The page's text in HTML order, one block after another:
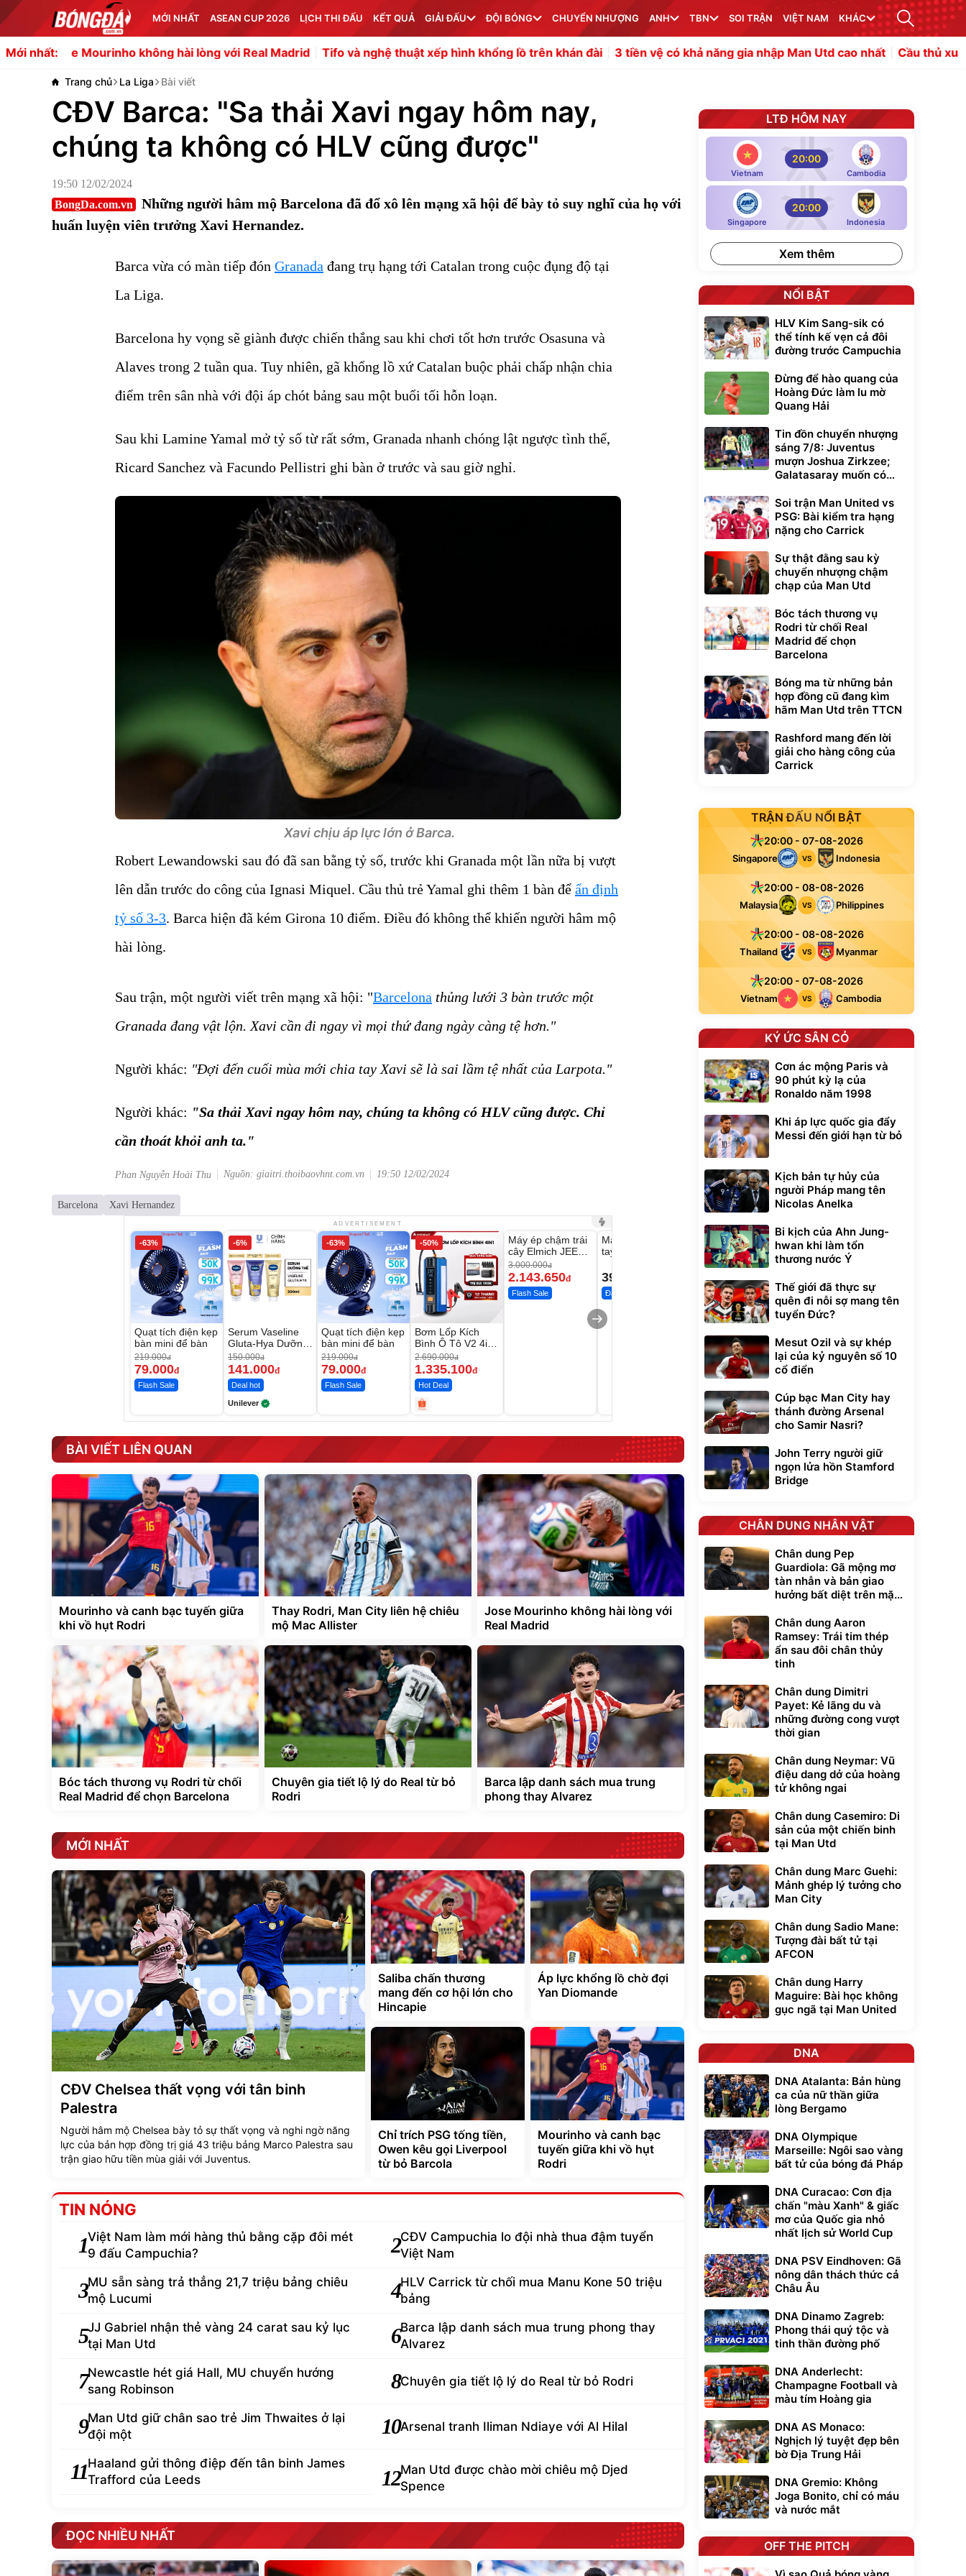
MỚI NHẤT ASEAN CUP 2026 LỊCH THI ĐẤU KẾT QUẢ GIẢI ĐẤU ĐỘI BÓNG CHUYỂN NHƯỢNG ANH TBN SOI TRẬN VIỆT NAM KHÁC
Mới nhất:
Mourinho không hài lòng với Real Madrid Tifo và nghệ thuật xếp hình khổng lồ trên khán đài 3 tiền vệ có khả năng gia nhập Man Utd cao nhất Cầu thủ xuất sắc nhất
Trang chủ La Liga Bài viết
CĐV Barca: "Sa thải Xavi ngay hôm nay,
chúng ta không có HLV cũng được"
19:50 12/02/2024
BongDa.com.vn
Những người hâm mộ Barcelona đã đổ xô lên mạng xã hội để bày tỏ suy nghĩ của họ với
huấn luyện viên trưởng Xavi Hernandez.
Barca vừa có màn tiếp đón Granada đang trụ hạng tới Catalan trong cuộc đụng độ tại
La Liga.
Barcelona hy vọng sẽ giành được chiến thắng sau khi chơi tốt hơn trước Osasuna và
Alaves trong 2 tuần qua. Tuy nhiên, gã khổng lồ xứ Catalan buộc phải chấp nhận chia
điểm trên sân nhà với đội áp chót bảng sau một buổi tối hỗn loạn.
Sau khi Lamine Yamal mở tỷ số từ rất sớm, Granada nhanh chóng lật ngược tình thế,
Ricard Sanchez và Facundo Pellistri ghi bàn ở trước và sau giờ nghỉ.
Xavi chịu áp lực lớn ở Barca.
Robert Lewandowski sau đó đã san bằng tỷ số, trước khi Granada một lần nữa bị vượt
lên dẫn trước do công của Ignasi Miquel. Cầu thủ trẻ Yamal ghi thêm 1 bàn để ấn định
tỷ số 3-3. Barca hiện đã kém Girona 10 điểm. Điều đó không thể khiến người hâm mộ
hài lòng.
Sau trận, một người viết trên mạng xã hội: "Barcelona thủng lưới 3 bàn trước một
Granada đang vật lộn. Xavi cần đi ngay vì mọi thứ đang ngày càng tệ hơn."
Người khác: "Đợi đến cuối mùa mới chia tay Xavi sẽ là sai lầm tệ nhất của Larpota."
Người khác: "Sa thải Xavi ngay hôm nay, chúng ta không có HLV cũng được. Chỉ
cần thoát khỏi anh ta."
Phan Nguyễn Hoài Thu Nguồn: giaitri.thoibaovhnt.com.vn 19:50 12/02/2024
Barcelona Xavi Hernandez
ADVERTISEMENT
-63%
Quạt tích điện kẹp
bàn mini để bàn
219.000đ
79.000đ
Flash Sale
-6%
Serum Vaseline
Gluta-Hya Dưỡng
Da Sáng Mịn Sau
7 Ngày
150.000đ
141.000đ
Deal hot
Unilever
-63%
Quạt tích điện kẹp
bàn mini để bàn
219.000đ
79.000đ
Flash Sale
-50%
Bơm Lốp Kích
Bình Ô Tô V2 4in1
MEDICAR –
12.000mAh
2.690.000đ
1.335.100đ
Hot Deal
-28%
Máy ép chậm trái
cây Elmich JEE
1855OL
3.000.000đ
2.143.650đ
Flash Sale
Máy rửa xe cầm
tay xịt rửa cao áp
399.000
Đã bán nhiều
cao cấp, tráng
nhôm 03 lớp
392.000đ
325.000đ
lực G-Force C14
gấp gọn bỏ cốp
tiện lợi
9.900.000 đ
7.092.000
G-FORCE VIETNA
BÀI VIẾT LIÊN QUAN
Mourinho và canh bạc tuyến giữa
khi vồ hụt Rodri
Thay Rodri, Man City liên hệ chiêu
mộ Mac Allister
Jose Mourinho không hài lòng với
Real Madrid
Bóc tách thương vụ Rodri từ chối
Real Madrid để chọn Barcelona
Chuyên gia tiết lộ lý do Real từ bỏ
Rodri
Barca lập danh sách mua trung
phong thay Alvarez
MỚI NHẤT
CĐV Chelsea thất vọng với tân binh
Palestra
Người hâm mộ Chelsea bày tỏ sự thất vọng và nghi ngờ năng
lực của bản hợp đồng trị giá 43 triệu bảng Marco Palestra sau
trận giao hữu tiền mùa giải với Juventus.
Saliba chấn thương
mang đến cơ hội lớn cho
Hincapie
Áp lực khổng lồ chờ đợi
Yan Diomande
Chỉ trích PSG tống tiền,
Owen kêu gọi Liverpool
từ bỏ Barcola
Mourinho và canh bạc
tuyến giữa khi vồ hụt
Rodri
TIN NÓNG
1Việt Nam làm mới hàng thủ bằng cặp đôi mét
9 đấu Campuchia?
2CĐV Campuchia lo đội nhà thua đậm tuyển
Việt Nam
3MU sẵn sàng trả thẳng 21,7 triệu bảng chiêu
mộ Lucumi
4HLV Carrick từ chối mua Manu Kone 50 triệu
bảng
5JJ Gabriel nhận thẻ vàng 24 carat sau kỷ lục
tại Man Utd
6Barca lập danh sách mua trung phong thay
Alvarez
7Newcastle hét giá Hall, MU chuyển hướng
sang Robinson
8Chuyên gia tiết lộ lý do Real từ bỏ Rodri
9Man Utd giữ chân sao trẻ Jim Thwaites ở lại
đội một
10Arsenal tranh Iliman Ndiaye với Al Hilal
11Haaland gửi thông điệp đến tân binh James
Trafford của Leeds
12Man Utd được chào mời chiêu mộ Djed
Spence
ĐỌC NHIỀU NHẤT
LTĐ HÔM NAY
Vietnam
20:00
Cambodia
Singapore
20:00
Indonesia
Xem thêm
NỔI BẬT
HLV Kim Sang-sik có
thể tính kế vẹn cả đôi
đường trước Campuchia
Đừng để hào quang của
Hoàng Đức làm lu mờ
Quang Hải
Tin đồn chuyển nhượng
sáng 7/8: Juventus
mượn Joshua Zirkzee;
Galatasaray muốn có
Soi trận Man United vs
PSG: Bài kiểm tra hạng
nặng cho Carrick
Sự thật đằng sau kỳ
chuyển nhượng chậm
chạp của Man Utd
Bóc tách thương vụ
Rodri từ chối Real
Madrid để chọn
Barcelona
Bóng ma từ những bản
hợp đồng cũ đang kìm
hãm Man Utd trên TTCN
Rashford mang đến lời
giải cho hàng công của
Carrick
TRẬN ĐẤU NỔI BẬT
20:00 - 07-08-2026
Singapore VS Indonesia
20:00 - 08-08-2026
Malaysia VS Philippines
20:00 - 08-08-2026
Thailand VS Myanmar
20:00 - 07-08-2026
Vietnam VS Cambodia
KÝ ỨC SÂN CỎ
Cơn ác mộng Paris và
90 phút kỳ lạ của
Ronaldo năm 1998
Khi áp lực quốc gia đẩy
Messi đến giới hạn từ bỏ
Kịch bản tự hủy của
người Pháp mang tên
Nicolas Anelka
Bi kịch của Ahn Jung-
hwan khi làm tổn
thương nước Ý
Thế giới đã thực sự
quên đi nỗi sợ mang tên
tuyển Đức?
Mesut Ozil và sự khép
lại của kỷ nguyên số 10
cổ điển
Cúp bạc Man City hay
thánh đường Arsenal
cho Samir Nasri?
John Terry người giữ
ngọn lửa hồn Stamford
Bridge
CHÂN DUNG NHÂN VẬT
Chân dung Pep
Guardiola: Gã mộng mơ
tàn nhẫn và bản giao
hưởng bất diệt trên mặt
Chân dung Aaron
Ramsey: Trái tim thép
ẩn sau đôi chân thủy
tinh
Chân dung Dimitri
Payet: Kẻ lãng du và
những đường cong vượt
thời gian
Chân dung Neymar: Vũ
điệu dang dở của hoàng
tử không ngai
Chân dung Casemiro: Di
sản của một chiến binh
tại Man Utd
Chân dung Marc Guehi:
Mảnh ghép lý tưởng cho
Man City
Chân dung Sadio Mane:
Tượng đài bất tử tại
AFCON
Chân dung Harry
Maguire: Bài học không
gục ngã tại Man United
DNA
DNA Atalanta: Bản hùng
ca của nữ thần giữa
lòng Bergamo
DNA Olympique
Marseille: Ngôi sao vàng
bất tử của bóng đá Pháp
DNA Curacao: Cơn địa
chấn "màu Xanh" & giấc
mơ của Quốc gia nhỏ
nhất lịch sử World Cup
DNA PSV Eindhoven: Gã
nông dân thách thức cả
Châu Âu
DNA Dinamo Zagreb:
Phong thái quý tộc và
tinh thần đường phố
DNA Anderlecht:
Champagne Football và
màu tím Hoàng gia
DNA AS Monaco:
Nghịch lý tuyệt đẹp bên
bờ Địa Trung Hải
DNA Gremio: Không
Joga Bonito, chỉ có máu
và nước mắt
OFF THE PITCH